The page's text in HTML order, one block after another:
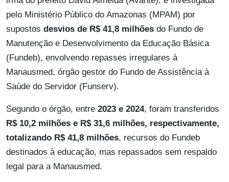
pelo Ministério Público do Amazonas (MPAM) por
supostos desvios de R$ 41,8 milhões do Fundo de
Manutenção e Desenvolvimento da Educação Básica
(Fundeb), envolvendo repasses irregulares à
Manausmed, órgão gestor do Fundo de Assistência à
Saúde do Servidor (Funserv).
Segundo o órgão, entre 2023 e 2024, foram transferidos
R$ 10,2 milhões e R$ 31,6 milhões, respectivamente,
totalizando R$ 41,8 milhões, recursos do Fundeb
destinados à educação, mas repassados sem respaldo
legal para a Manausmed.